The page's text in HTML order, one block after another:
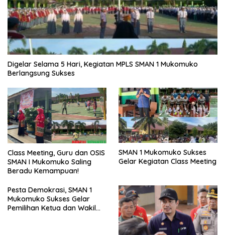
Digelar Selama 5 Hari, Kegiatan MPLS SMAN 1 Mukomuko
Berlangsung Sukses
Class Meeting, Guru dan OSIS
SMAN I Mukomuko Saling
Beradu Kemampuan!
SMAN 1 Mukomuko Sukses
Gelar Kegiatan Class Meeting
Pesta Demokrasi, SMAN 1
Mukomuko Sukses Gelar
Pemilihan Ketua dan Wakil